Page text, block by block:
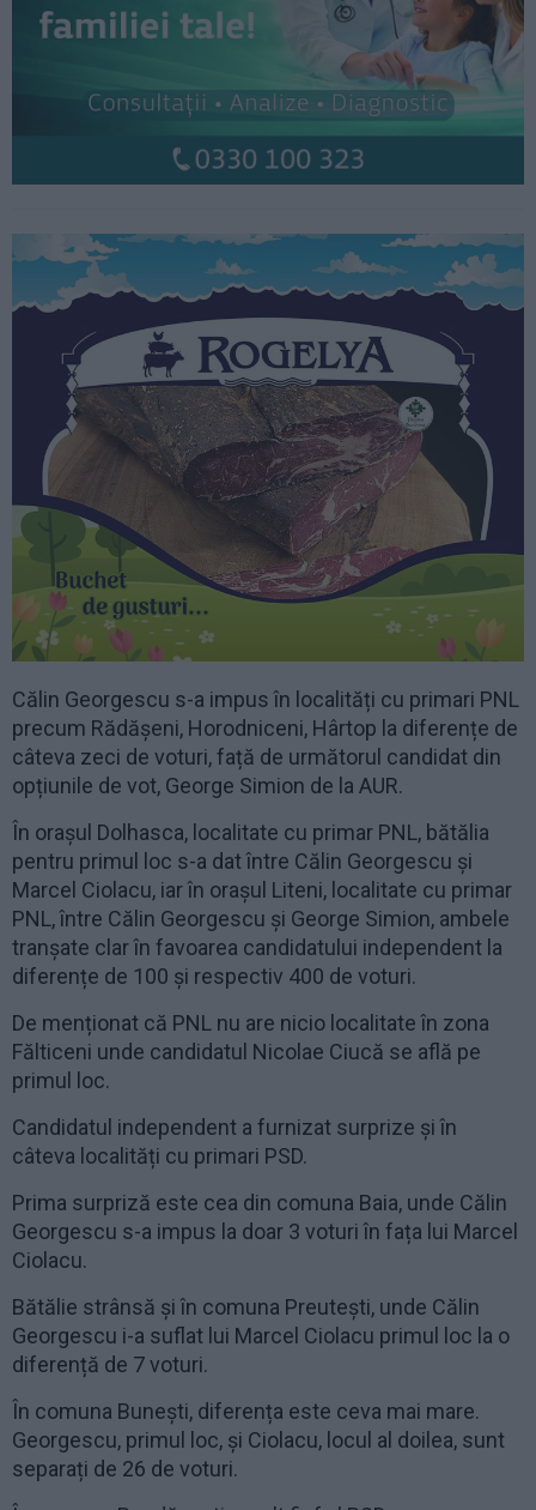
Călin Georgescu s-a impus în localități cu primari PNL
precum Rădășeni, Horodniceni, Hârtop la diferențe de
câteva zeci de voturi, față de următorul candidat din
opțiunile de vot, George Simion de la AUR.
În orașul Dolhasca, localitate cu primar PNL, bătălia
pentru primul loc s-a dat între Călin Georgescu și
Marcel Ciolacu, iar în orașul Liteni, localitate cu primar
PNL, între Călin Georgescu și George Simion, ambele
tranșate clar în favoarea candidatului independent la
diferențe de 100 și respectiv 400 de voturi.
De menționat că PNL nu are nicio localitate în zona
Fălticeni unde candidatul Nicolae Ciucă se află pe
primul loc.
Candidatul independent a furnizat surprize și în
câteva localități cu primari PSD.
Prima surpriză este cea din comuna Baia, unde Călin
Georgescu s-a impus la doar 3 voturi în fața lui Marcel
Ciolacu.
Bătălie strânsă și în comuna Preutești, unde Călin
Georgescu i-a suflat lui Marcel Ciolacu primul loc la o
diferență de 7 voturi.
În comuna Bunești, diferența este ceva mai mare.
Georgescu, primul loc, și Ciolacu, locul al doilea, sunt
separați de 26 de voturi.